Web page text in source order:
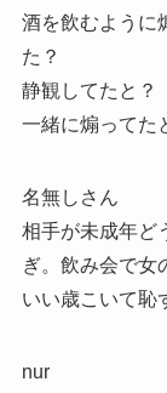
酒を飲むように
た？
静観してたと？
一緒に煽ってた
名無しさん
相手が未成年ど
ぎ。飲み会で女
いい歳こいて恥
nur